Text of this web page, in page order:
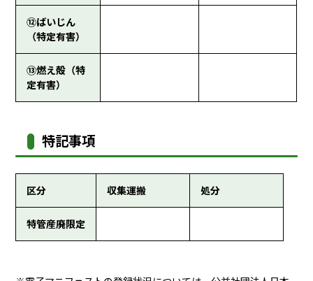
⑫ばいじん
（特定有害）
⑬燃え殻（特
定有害）
特記事項
区分 収集運搬 処分
特管産廃限定